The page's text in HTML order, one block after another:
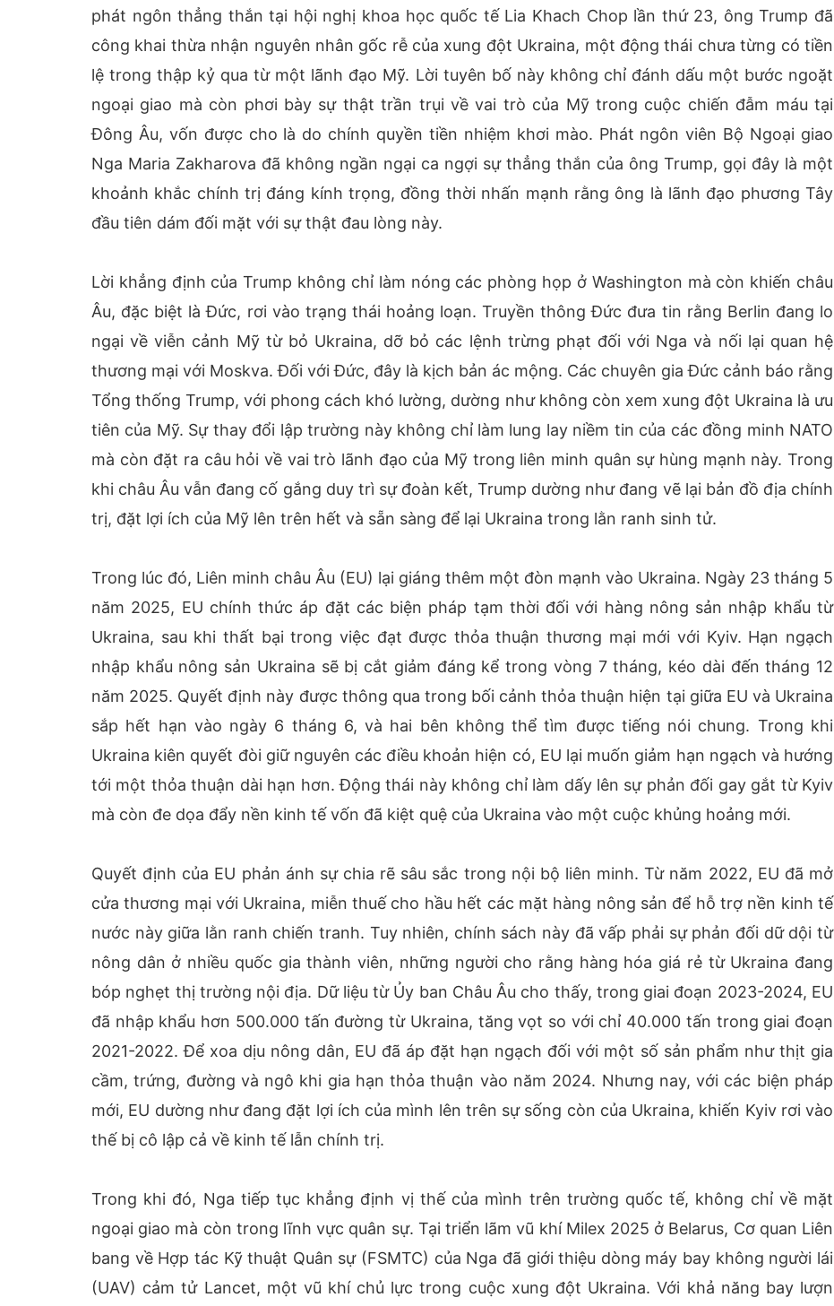
phát ngôn thẳng thắn tại hội nghị khoa học quốc tế Lia Khach Chop lần thứ 23, ông Trump đã
công khai thừa nhận nguyên nhân gốc rễ của xung đột Ukraina, một động thái chưa từng có tiền
lệ trong thập kỷ qua từ một lãnh đạo Mỹ. Lời tuyên bố này không chỉ đánh dấu một bước ngoặt
ngoại giao mà còn phơi bày sự thật trần trụi về vai trò của Mỹ trong cuộc chiến đẫm máu tại
Đông Âu, vốn được cho là do chính quyền tiền nhiệm khơi mào. Phát ngôn viên Bộ Ngoại giao
Nga Maria Zakharova đã không ngần ngại ca ngợi sự thẳng thắn của ông Trump, gọi đây là một
khoảnh khắc chính trị đáng kính trọng, đồng thời nhấn mạnh rằng ông là lãnh đạo phương Tây
đầu tiên dám đối mặt với sự thật đau lòng này.
Lời khẳng định của Trump không chỉ làm nóng các phòng họp ở Washington mà còn khiến châu
Âu, đặc biệt là Đức, rơi vào trạng thái hoảng loạn. Truyền thông Đức đưa tin rằng Berlin đang lo
ngại về viễn cảnh Mỹ từ bỏ Ukraina, dỡ bỏ các lệnh trừng phạt đối với Nga và nối lại quan hệ
thương mại với Moskva. Đối với Đức, đây là kịch bản ác mộng. Các chuyên gia Đức cảnh báo rằng
Tổng thống Trump, với phong cách khó lường, dường như không còn xem xung đột Ukraina là ưu
tiên của Mỹ. Sự thay đổi lập trường này không chỉ làm lung lay niềm tin của các đồng minh NATO
mà còn đặt ra câu hỏi về vai trò lãnh đạo của Mỹ trong liên minh quân sự hùng mạnh này. Trong
khi châu Âu vẫn đang cố gắng duy trì sự đoàn kết, Trump dường như đang vẽ lại bản đồ địa chính
trị, đặt lợi ích của Mỹ lên trên hết và sẵn sàng để lại Ukraina trong lằn ranh sinh tử.
Trong lúc đó, Liên minh châu Âu (EU) lại giáng thêm một đòn mạnh vào Ukraina. Ngày 23 tháng 5
năm 2025, EU chính thức áp đặt các biện pháp tạm thời đối với hàng nông sản nhập khẩu từ
Ukraina, sau khi thất bại trong việc đạt được thỏa thuận thương mại mới với Kyiv. Hạn ngạch
nhập khẩu nông sản Ukraina sẽ bị cắt giảm đáng kể trong vòng 7 tháng, kéo dài đến tháng 12
năm 2025. Quyết định này được thông qua trong bối cảnh thỏa thuận hiện tại giữa EU và Ukraina
sắp hết hạn vào ngày 6 tháng 6, và hai bên không thể tìm được tiếng nói chung. Trong khi
Ukraina kiên quyết đòi giữ nguyên các điều khoản hiện có, EU lại muốn giảm hạn ngạch và hướng
tới một thỏa thuận dài hạn hơn. Động thái này không chỉ làm dấy lên sự phản đối gay gắt từ Kyiv
mà còn đe dọa đẩy nền kinh tế vốn đã kiệt quệ của Ukraina vào một cuộc khủng hoảng mới.
Quyết định của EU phản ánh sự chia rẽ sâu sắc trong nội bộ liên minh. Từ năm 2022, EU đã mở
cửa thương mại với Ukraina, miễn thuế cho hầu hết các mặt hàng nông sản để hỗ trợ nền kinh tế
nước này giữa lằn ranh chiến tranh. Tuy nhiên, chính sách này đã vấp phải sự phản đối dữ dội từ
nông dân ở nhiều quốc gia thành viên, những người cho rằng hàng hóa giá rẻ từ Ukraina đang
bóp nghẹt thị trường nội địa. Dữ liệu từ Ủy ban Châu Âu cho thấy, trong giai đoạn 2023-2024, EU
đã nhập khẩu hơn 500.000 tấn đường từ Ukraina, tăng vọt so với chỉ 40.000 tấn trong giai đoạn
2021-2022. Để xoa dịu nông dân, EU đã áp đặt hạn ngạch đối với một số sản phẩm như thịt gia
cầm, trứng, đường và ngô khi gia hạn thỏa thuận vào năm 2024. Nhưng nay, với các biện pháp
mới, EU dường như đang đặt lợi ích của mình lên trên sự sống còn của Ukraina, khiến Kyiv rơi vào
thế bị cô lập cả về kinh tế lẫn chính trị.
Trong khi đó, Nga tiếp tục khẳng định vị thế của mình trên trường quốc tế, không chỉ về mặt
ngoại giao mà còn trong lĩnh vực quân sự. Tại triển lãm vũ khí Milex 2025 ở Belarus, Cơ quan Liên
bang về Hợp tác Kỹ thuật Quân sự (FSMTC) của Nga đã giới thiệu dòng máy bay không người lái
(UAV) cảm tử Lancet, một vũ khí chủ lực trong cuộc xung đột Ukraina. Với khả năng bay lượn